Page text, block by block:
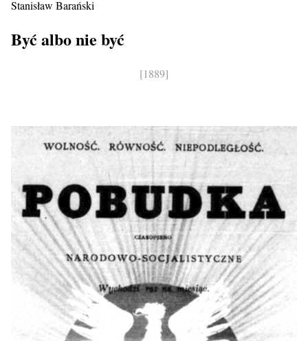
Stanisław Barański
Być albo nie być
[1889]